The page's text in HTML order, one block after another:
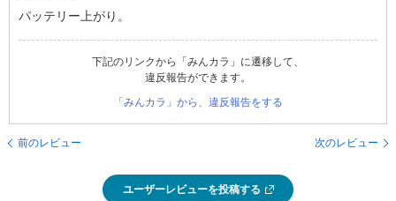
パッテリー上がり。
下記のリンクから「みんカラ」に遷移して、
違反報告ができます。
「みんカラ」から、違反報告をする
前のレビュー 次のレビュー
ユーザーレビューを投稿する